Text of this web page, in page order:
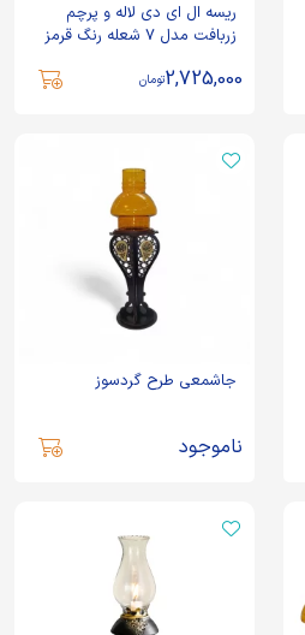
ریسه ال ای دی لاله و پرچم
زربافت مدل 7 شعله رنگ قرمز
2,725,000تومان
جاشمعی طرح گردسوز
ناموجود